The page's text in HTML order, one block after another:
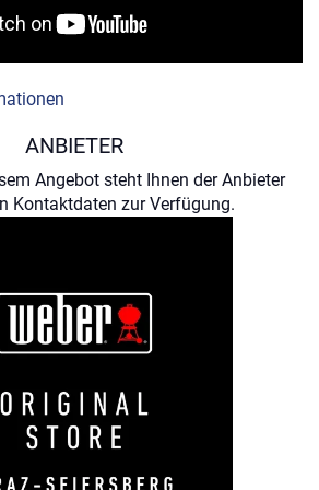
ANBIETER
Angebot steht Ihnen der Anbieter
Kontaktdaten zur Verfügung.